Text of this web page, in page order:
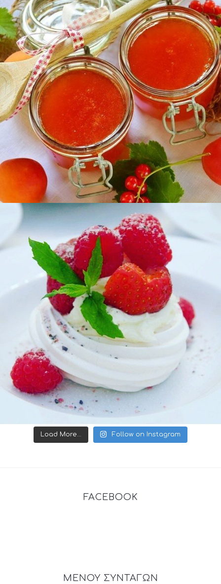
Load More... Follow on Instagram
FACEBOOK
ΜΕΝΟΥ ΣΥΝΤΑΓΩΝ